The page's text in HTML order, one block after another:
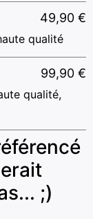
49,90 €
qualité
99,90 €
qualité,
;)